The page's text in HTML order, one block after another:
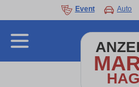
Event Auto